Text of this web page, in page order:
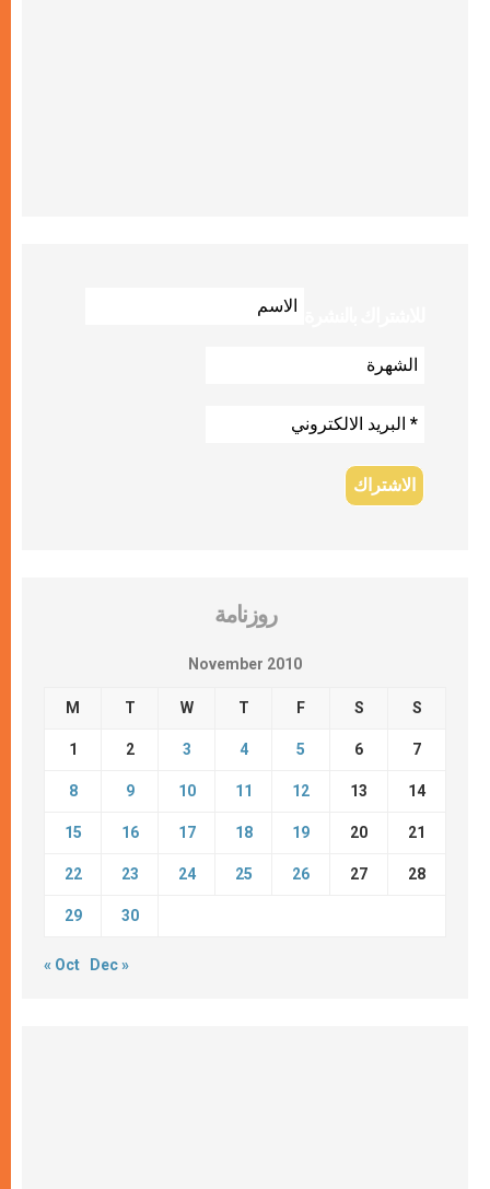
روزنامة
November 2010
M T W T F S S
1 2 3 4 5 6 7
8 9 10 11 12 13 14
15 16 17 18 19 20 21
22 23 24 25 26 27 28
29 30
« Oct Dec »